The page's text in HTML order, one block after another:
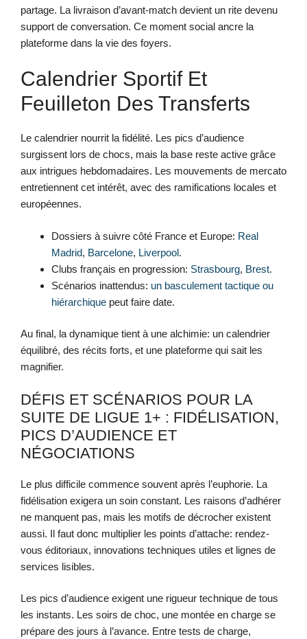
partage. La livraison d’avant-match devient un rite devenu
support de conversation. Ce moment social ancre la
plateforme dans la vie des foyers.
Calendrier Sportif Et
Feuilleton Des Transferts
Le calendrier nourrit la fidélité. Les pics d’audience
surgissent lors de chocs, mais la base reste active grâce
aux intrigues hebdomadaires. Les mouvements de mercato
entretiennent cet intérêt, avec des ramifications locales et
européennes.
Dossiers à suivre côté France et Europe: Real
Madrid, Barcelone, Liverpool.
Clubs français en progression: Strasbourg, Brest.
Scénarios inattendus: un basculement tactique ou
hiérarchique peut faire date.
Au final, la dynamique tient à une alchimie: un calendrier
équilibré, des récits forts, et une plateforme qui sait les
magnifier.
DÉFIS ET SCÉNARIOS POUR LA
SUITE DE LIGUE 1+ : FIDÉLISATION,
PICS D’AUDIENCE ET
NÉGOCIATIONS
Le plus difficile commence souvent après l’euphorie. La
fidélisation exigera un soin constant. Les raisons d’adhérer
ne manquent pas, mais les motifs de décrocher existent
aussi. Il faut donc multiplier les points d’attache: rendez-
vous éditoriaux, innovations techniques utiles et lignes de
services lisibles.
Les pics d’audience exigent une rigueur technique de tous
les instants. Les soirs de choc, une montée en charge se
prépare des jours à l’avance. Entre tests de charge,